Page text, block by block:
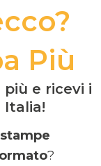
Più
e ricevi i
stampe
?